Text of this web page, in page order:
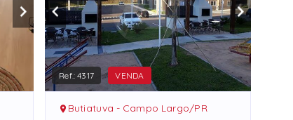
Ref.:4317 VENDA
Butiatuva - Campo Largo/PR